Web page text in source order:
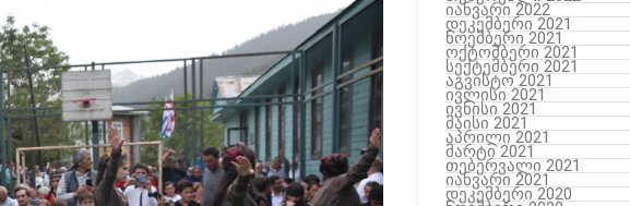
იანვარი 2022
დეკემბერი 2021
ნოემბერი 2021
ოქტომბერი 2021
სექტემბერი 2021
აგვისტო 2021
ივლისი 2021
ივნისი 2021
მაისი 2021
აპრილი 2021
მარტი 2021
თებერვალი 2021
იანვარი 2021
დეკემბერი 2020